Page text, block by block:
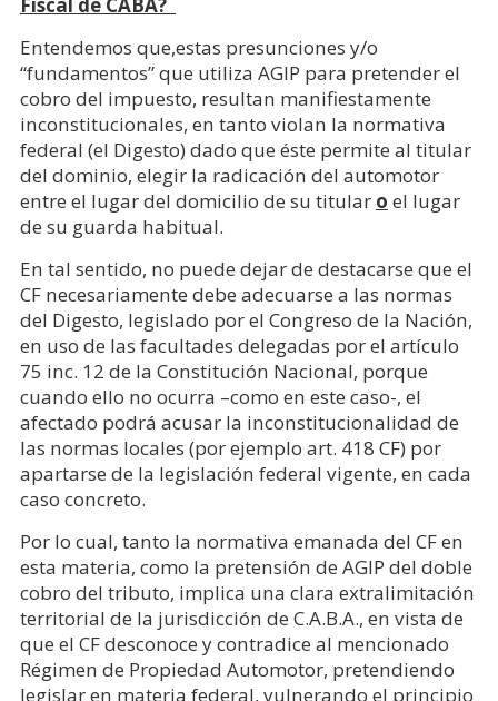
Entendemos que,estas presunciones y/o
“fundamentos” que utiliza AGIP para pretender el
cobro del impuesto, resultan manifiestamente
inconstitucionales, en tanto violan la normativa
federal (el Digesto) dado que éste permite al titular
del dominio, elegir la radicación del automotor
entre el lugar del domicilio de su titular o el lugar
de su guarda habitual.
En tal sentido, no puede dejar de destacarse que el
CF necesariamente debe adecuarse a las normas
del Digesto, legislado por el Congreso de la Nación,
en uso de las facultades delegadas por el artículo
75 inc. 12 de la Constitución Nacional, porque
cuando ello no ocurra –como en este caso-, el
afectado podrá acusar la inconstitucionalidad de
las normas locales (por ejemplo art. 418 CF) por
apartarse de la legislación federal vigente, en cada
caso concreto.
Por lo cual, tanto la normativa emanada del CF en
esta materia, como la pretensión de AGIP del doble
cobro del tributo, implica una clara extralimitación
territorial de la jurisdicción de C.A.B.A., en vista de
que el CF desconoce y contradice al mencionado
Régimen de Propiedad Automotor, pretendiendo
legislar en materia federal, vulnerando el principio